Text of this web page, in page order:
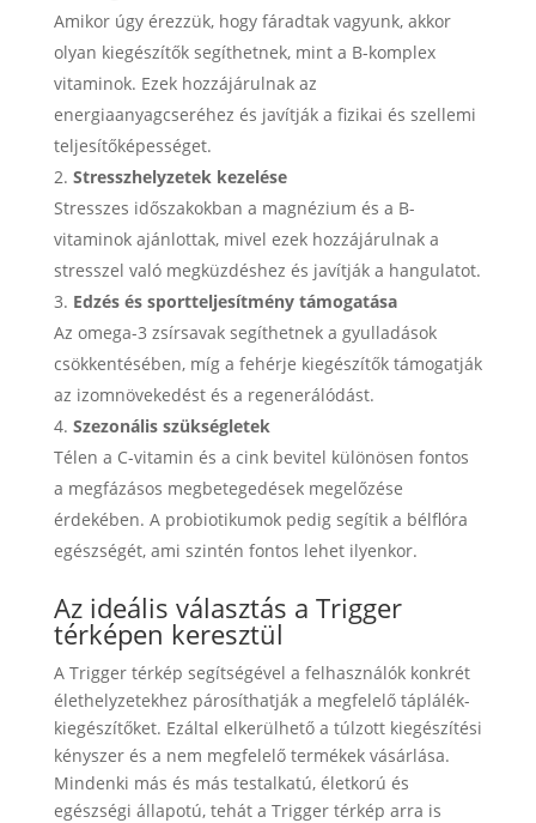
Amikor úgy érezzük, hogy fáradtak vagyunk, akkor
olyan kiegészítők segíthetnek, mint a B-komplex
vitaminok. Ezek hozzájárulnak az
energiaanyagcseréhez és javítják a fizikai és szellemi
teljesítőképességet.
Stresszhelyzetek kezelése
Stresszes időszakokban a magnézium és a B-
vitaminok ajánlottak, mivel ezek hozzájárulnak a
stresszel való megküzdéshez és javítják a hangulatot.
Edzés és sportteljesítmény támogatása
Az omega-3 zsírsavak segíthetnek a gyulladások
csökkentésében, míg a fehérje kiegészítők támogatják
az izomnövekedést és a regenerálódást.
Szezonális szükségletek
Télen a C-vitamin és a cink bevitel különösen fontos
a megfázásos megbetegedések megelőzése
érdekében. A probiotikumok pedig segítik a bélflóra
egészségét, ami szintén fontos lehet ilyenkor.
Az ideális választás a Trigger
térképen keresztül
A Trigger térkép segítségével a felhasználók konkrét
élethelyzetekhez párosíthatják a megfelelő táplálék-
kiegészítőket. Ezáltal elkerülhető a túlzott kiegészítési
kényszer és a nem megfelelő termékek vásárlása.
Mindenki más és más testalkatú, életkorú és
egészségi állapotú, tehát a Trigger térkép arra is